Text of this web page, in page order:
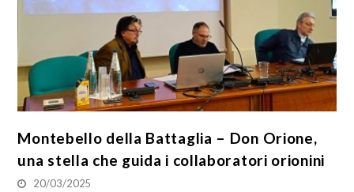
Montebello della Battaglia – Don Orione,
una stella che guida i collaboratori orionini
20/03/2025